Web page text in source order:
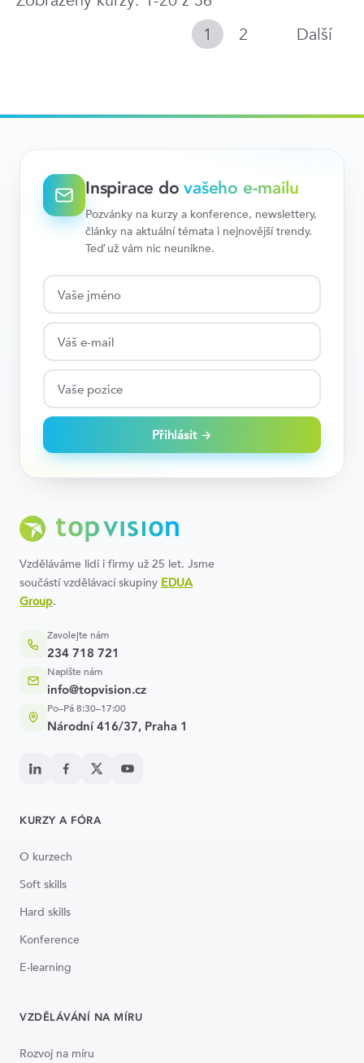
1
2 Další
Inspirace dovašeho e-mailu
Pozvánky na kurzy a konference, newslettery,
články na aktuální témata i nejnovější trendy.
Teď už vám nic neunikne.
Přihlásit →
Vzděláváme lidi i firmy už 25 let. Jsme
součástí vzdělávací skupiny EDUA
Group.
Zavolejte nám
234 718 721
Napište nám
info@topvision.cz
Po–Pá 8:30–17:00
Národní 416/37, Praha 1
KURZY A FÓRA
O kurzech
Soft skills
Hard skills
Konference
E-learning
VZDĚLÁVÁNÍ NA MÍRU
Rozvoj na míru